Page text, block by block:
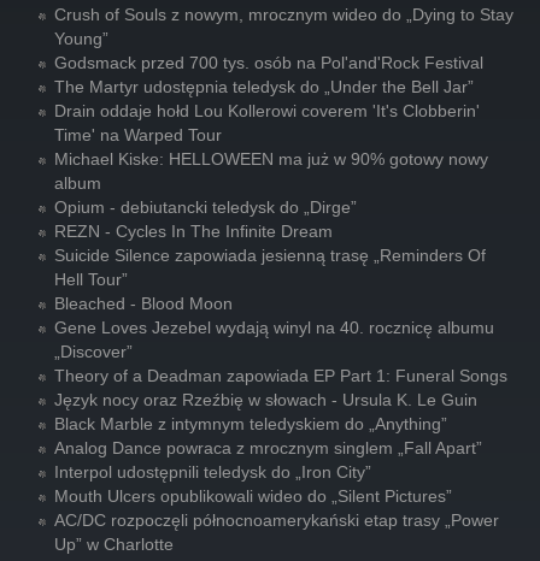
Crush of Souls z nowym, mrocznym wideo do „Dying to Stay
Young”
Godsmack przed 700 tys. osób na Pol'and'Rock Festival
The Martyr udostępnia teledysk do „Under the Bell Jar”
Drain oddaje hołd Lou Kollerowi coverem 'It's Clobberin'
Time' na Warped Tour
Michael Kiske: HELLOWEEN ma już w 90% gotowy nowy
album
Opium - debiutancki teledysk do „Dirge”
REZN - Cycles In The Infinite Dream
Suicide Silence zapowiada jesienną trasę „Reminders Of
Hell Tour”
Bleached - Blood Moon
Gene Loves Jezebel wydają winyl na 40. rocznicę albumu
„Discover”
Theory of a Deadman zapowiada EP Part 1: Funeral Songs
Język nocy oraz Rzeźbię w słowach - Ursula K. Le Guin
Black Marble z intymnym teledyskiem do „Anything”
Analog Dance powraca z mrocznym singlem „Fall Apart”
Interpol udostępnili teledysk do „Iron City”
Mouth Ulcers opublikowali wideo do „Silent Pictures”
AC/DC rozpoczęli północnoamerykański etap trasy „Power
Up” w Charlotte